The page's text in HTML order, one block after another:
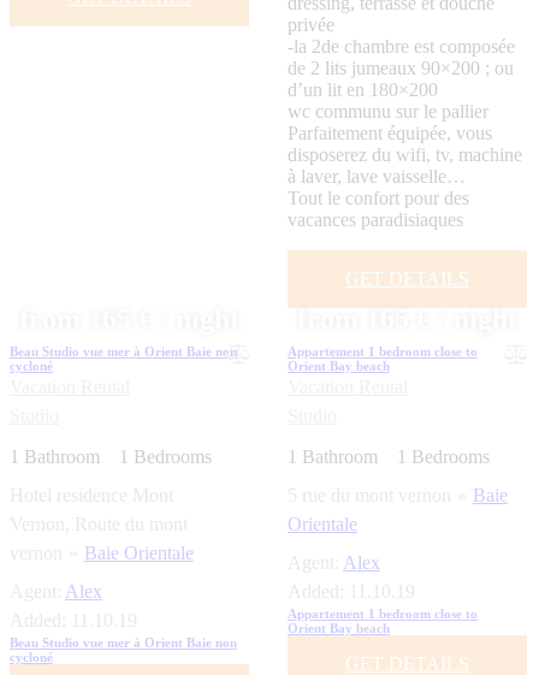
from 165 € / night
privée
-la 2de chambre est composée
de 2 lits jumeaux 90×200 ; ou
d’un lit en 180×200
wc communu sur le pallier
Parfaitement équipée, vous
disposerez du wifi, tv, machine
à laver, lave vaisselle…
Tout le confort pour des
vacances paradisiaques
GET DETAILS
Beau Studio vue mer à Orient Baie non
cycloné
1 Bathroom 1 Bedrooms
Hotel residence Mont
Vernon, Route du mont
vernon
Baie Orientale
Agent:
Alex
Added:
11.10.19
Beau Studio vue mer à Orient Baie non
cycloné
Appartement 1 bedroom close to
Orient Bay beach
1 Bathroom 1 Bedrooms
5 rue du mont vernon
Baie
Orientale
Agent:
Alex
Added:
11.10.19
Appartement 1 bedroom close to
Orient Bay beach
GET DETAILS